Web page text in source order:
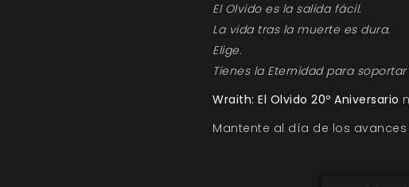
El Olvido es la salida fácil.
La vida tras la muerte es dura.
Elige.
Tienes la Eternidad para
Wraith: El Olvido 20º Aniversario
Mantente al día de los